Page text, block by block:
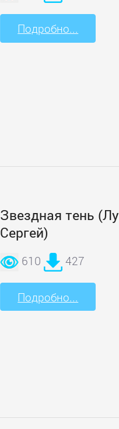
Подробно...
Звездная тень
Сергей)
610 427
Подробно...